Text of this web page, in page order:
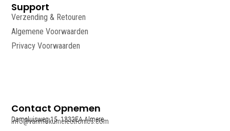
Support
Verzending & Retouren
Algemene Voorwaarden
Privacy Voorwaarden
Contact Opnemen
Damsluisweg 15, 1332EA Almere
info@vanmokumelectronics.com